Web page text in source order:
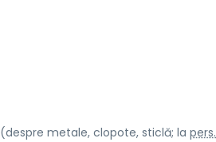
(despre metale, clopote, sticlă; la pers.